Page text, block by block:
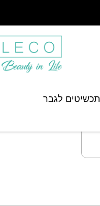
תכשיטים לגבר